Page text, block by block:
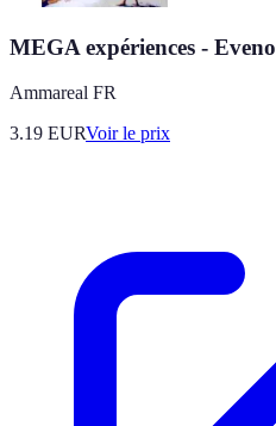
MEGA expériences - Eveno
Ammareal FR
3.19 EURVoir le prix